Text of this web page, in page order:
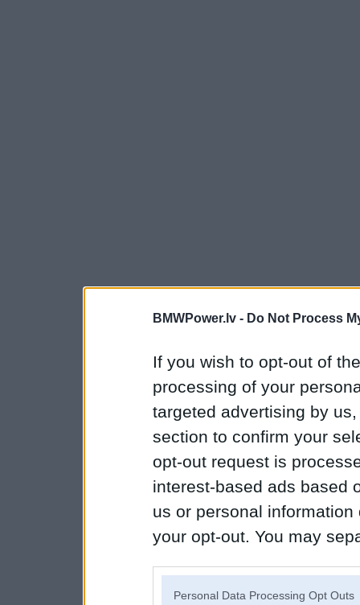
BMWPower.lv - Do Not Process
If you wish to opt-out of
processing of your
targeted advertising by
section to confirm your
opt-out request is
interest-based ads based
us or personal
your opt-out. You may
Personal Data Processing Opt Outs